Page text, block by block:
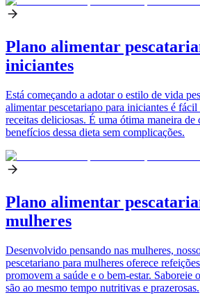
Plano alimentar
iniciantes
Está começando a adotar o estilo de vida
alimentar pescetariano para iniciantes é
receitas deliciosas. É uma ótima maneira de
benefícios dessa dieta sem complicações.
Plano alimentar
mulheres
Desenvolvido pensando nas mulheres,
pescetariano para mulheres oferece
promovem a saúde e o bem-estar. Saboreie
são ao mesmo tempo nutritivas e prazerosas.